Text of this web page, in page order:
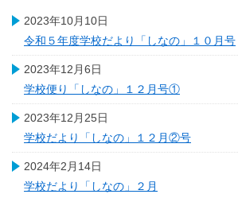
2023年10月10日
令和５年度学校だより「しなの」１０月号
2023年12月6日
学校便り「しなの」１２月号①
2023年12月25日
学校だより「しなの」１２月②号
2024年2月14日
学校だより「しなの」２月